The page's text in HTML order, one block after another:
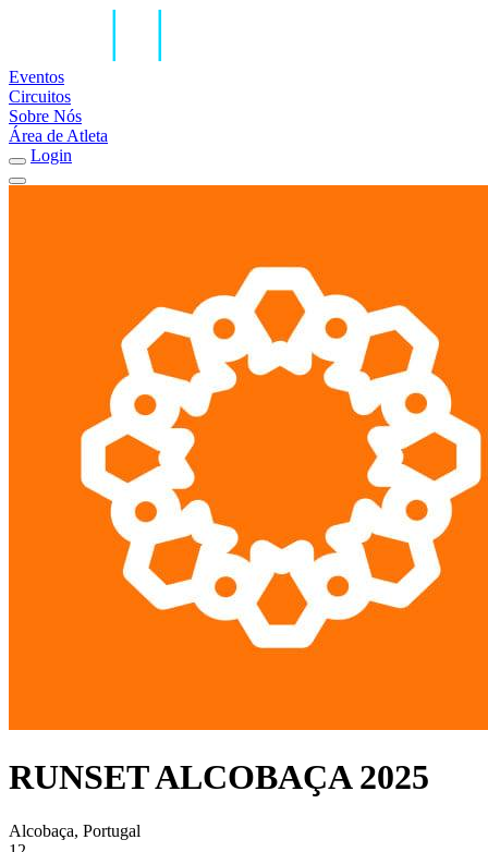
Eventos
Circuitos
Sobre Nós
Área de Atleta
Login
RUNSET ALCOBAÇA 2025
Alcobaça, Portugal